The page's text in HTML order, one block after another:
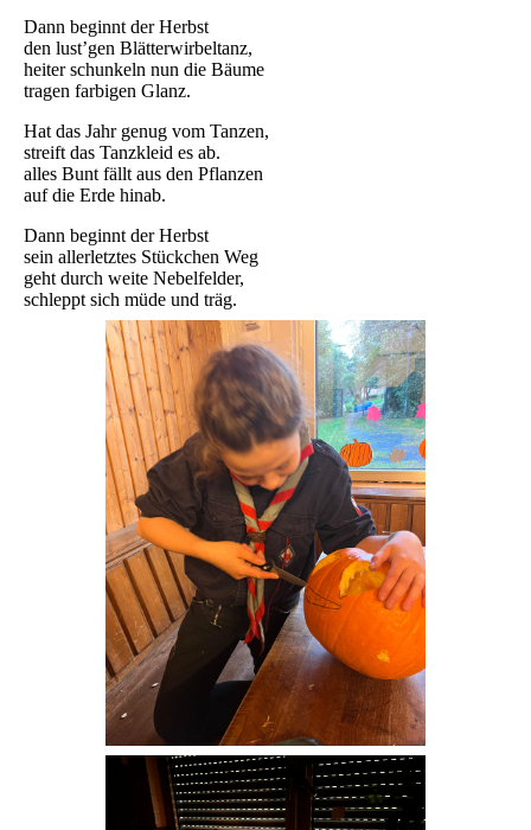
Dann beginnt der Herbst
den lust’gen Blätterwirbeltanz,
heiter schunkeln nun die Bäume
tragen farbigen Glanz.
Hat das Jahr genug vom Tanzen,
streift das Tanzkleid es ab.
alles Bunt fällt aus den Pflanzen
auf die Erde hinab.
Dann beginnt der Herbst
sein allerletztes Stückchen Weg
geht durch weite Nebelfelder,
schleppt sich müde und träg.